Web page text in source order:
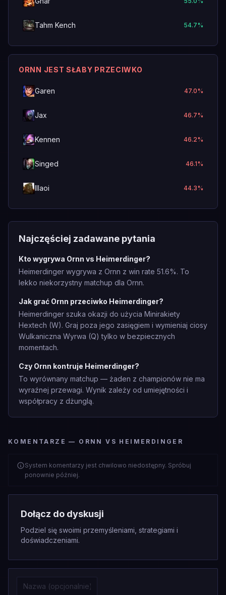
Tahm Kench 54.7%
ORNN JEST SŁABY PRZECIWKO
Garen 47.0%
Jax 46.7%
Kennen 46.2%
Singed 46.1%
Illaoi 44.3%
Najczęściej zadawane pytania
Kto wygrywa Ornn vs Heimerdinger?
Heimerdinger wygrywa z Ornn z win rate 51.6%. To
lekko niekorzystny matchup dla Ornn.
Jak grać Ornn przeciwko Heimerdinger?
Heimerdinger szuka okazji do użycia Minirakiety
Hextech (W). Graj poza jego zasięgiem i wymieniaj ciosy
Wulkaniczna Wyrwa (Q) tylko w bezpiecznych
momentach.
Czy Ornn kontruje Heimerdinger?
To wyrównany matchup — żaden z championów nie ma
wyraźnej przewagi. Wynik zależy od umiejętności i
współpracy z dżunglą.
KOMENTARZE — ORNN VS HEIMERDINGER
System komentarzy jest chwilowo niedostępny. Spróbuj
ponownie później.
Dołącz do dyskusji
Podziel się swoimi przemyśleniami, strategiami i
doświadczeniami.